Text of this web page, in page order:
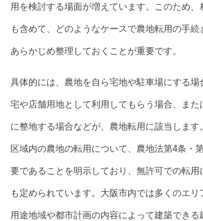
用を検討する場面が増えています。このため
も含めて、どのようなケースで農地転用の手続
あらかじめ整理しておくことが重要です。
具体的には、農地を自ら宅地や駐車場にする場
宅や店舗用地として利用してもらう場合、ま
に整地する場合などが、農地転用に該当しま
区域内の農地の転用について、農地法第4条・
要であることを明示しており、無許可での転用
も定められています。大阪市内では多くのエリ
用途地域や都市計画の内容によって建築でき